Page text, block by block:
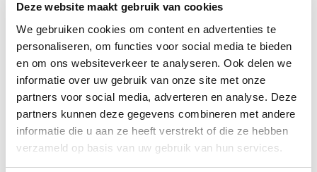
Deze website maakt gebruik van cookies
We gebruiken cookies om content en advertenties te
personaliseren, om functies voor social media te bieden
en om ons websiteverkeer te analyseren. Ook delen we
informatie over uw gebruik van onze site met onze
partners voor social media, adverteren en analyse. Deze
partners kunnen deze gegevens combineren met andere
informatie die u aan ze heeft verstrekt of die ze hebben
verzameld op basis van uw gebruik van hun services.
dichtbij
Met 60+ verkooppunten in Nederland en België staan wij
met onze XL Travelcenters, mobiele reisadviseurs van
TravelXL@Home en deze website altijd voor uw vakantie
klaar.
• Ontzorgen van A-Z • Onafhankelijk advies • Maatwerk •
Bespaar tijd en stress
TravelXLreisbureau's